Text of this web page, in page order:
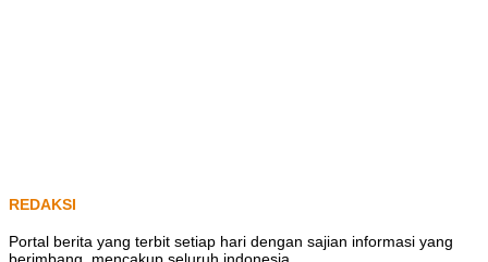
REDAKSI
Portal berita yang terbit setiap hari dengan sajian informasi yang